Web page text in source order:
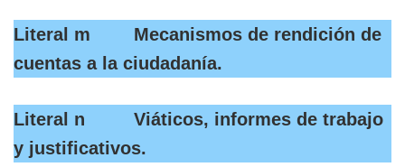
Literal m Mecanismos de rendición de
cuentas a la ciudadanía.
Literal n Viáticos, informes de trabajo
y justificativos.